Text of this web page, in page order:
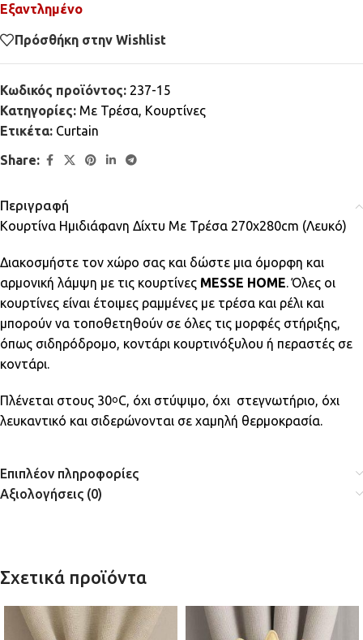
Εξαντλημένο
Πρόσθήκη στην Wishlist
Κωδικός προϊόντος: 237-15
Κατηγορίες: Mε Τρέσα, Κουρτίνες
Ετικέτα: Curtain
Share:
Περιγραφή
Κουρτίνα Ημιδιάφανη Δίχτυ Με Τρέσα 270x280cm (Λευκό)
Διακοσμήστε τον χώρο σας και δώστε μια όμορφη και
αρμονική λάμψη με τις κουρτίνες MESSE HOME. Όλες οι
κουρτίνες είναι έτοιμες ραμμένες με τρέσα και ρέλι και
μπορούν να τοποθετηθούν σε όλες τις μορφές στήριξης,
όπως σιδηρόδρομο, κοντάρι κουρτινόξυλου ή περαστές σε
κοντάρι.
Πλένεται στους 30οC, όχι στύψιμο, όχι στεγνωτήριο, όχι
λευκαντικό και σιδερώνονται σε χαμηλή θερμοκρασία.
Επιπλέον πληροφορίες
Αξιολογήσεις (0)
Σχετικά προϊόντα